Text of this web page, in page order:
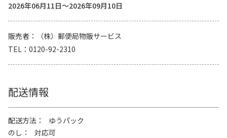
2026年06月11日～2026年09月10日
販売者
（株）郵便局物販サービス
TEL
0120-92-2310
配送情報
配送方法
ゆうパック
のし
対応可